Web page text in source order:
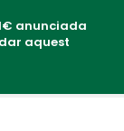
anunciada
aquest